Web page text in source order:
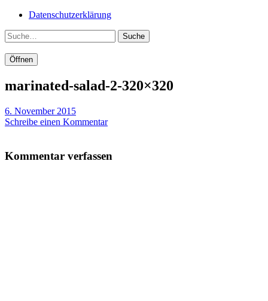
Datenschutzerklärung
Suche
Öffnen
marinated-salad-2-320×320
6. November 2015
Schreibe einen Kommentar
Kommentar verfassen